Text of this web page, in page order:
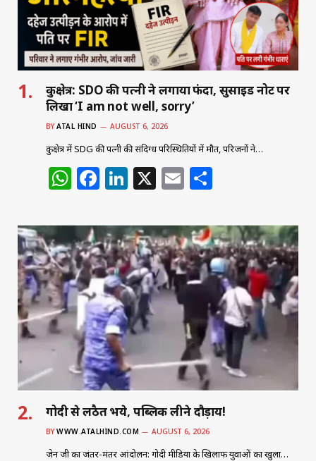
कुरुक्षेत्र: SDO की पत्नी ने लगाया फंदा, सुसाइड नोट पर
लिखा ‘I am not well, sorry’
BY ATAL HIND AUGUST 6, 2026
कुरुक्षेत्र में SDG की पत्नी की संदिग्ध परिस्थितियों में मौत, परिजनों ने…
W
at
s
A
p
p
F
c
e
b
o
o
k
Li
k
e
dI
n
X E
ai
l
ar
e
गोदी से लठैत भये, पब्लिक लीने दौड़ाय!
BY WWW.ATALHIND.COM AUGUST 6, 2026
जेन जी का जंतर-मंतर आंदोलन: गोदी मीडिया के खिलाफ युवाओं का खुला…